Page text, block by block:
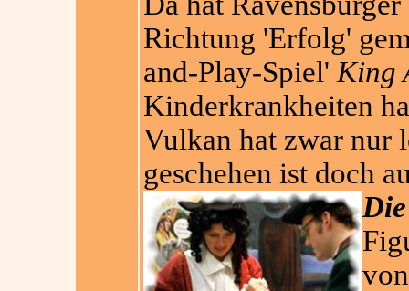
Richtung 'Erfolg'
and-Play-Spiel' King
Kinderkrankheiten
Vulkan hat zwar nur
geschehen ist doch